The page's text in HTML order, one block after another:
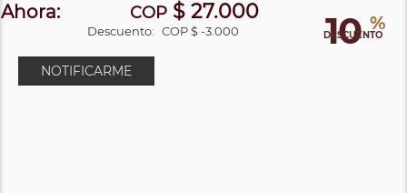
10 %
DESCUENTO
Ahora: COP $ 27.000
Descuento: COP $ -3.000
NOTIFICARME